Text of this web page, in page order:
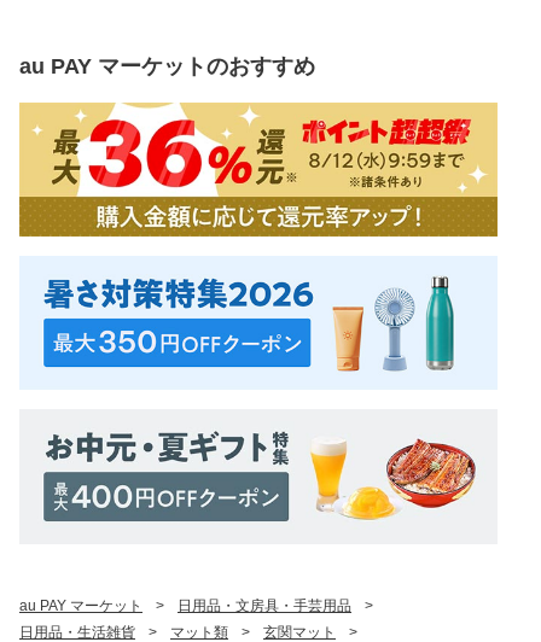
au PAY マーケットのおすすめ
au PAY マーケット > 日用品・文房具・手芸用品
>
日用品・生活雑貨
> マット類 > 玄関マット
>